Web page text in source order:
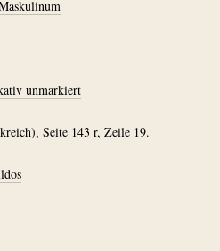
unmarkiert
Seite 143 r, Zeile 19.